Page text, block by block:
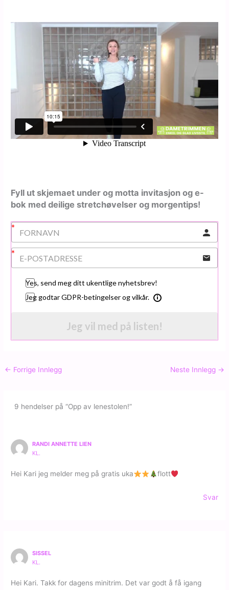
Fyll ut skjemaet under og motta invitasjon og e-
bok med deilige stretchøvelser og morgentips!
Yes, send meg ditt ukentlige nyhetsbrev!
Jeg godtar GDPR-betingelser og vilkår.
Jeg vil med på listen!
← Forrige Innlegg Neste Innlegg →
9 hendelser på “Opp av lenestolen!”
RANDI ANNETTE LIEN
KL.
Hei Kari jeg melder meg på gratis uka flott
Svar
SISSEL
KL.
Hei Kari. Takk for dagens minitrim. Det var godt å få igang